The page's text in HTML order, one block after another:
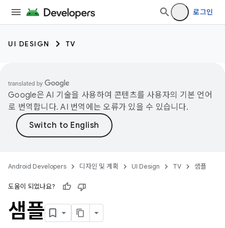
로그인
UI DESIGN TV
Google은 AI 기술을 사용하여 콘텐츠를 사용자의 기본 언어
로 번역합니다. AI 번역에는 오류가 있을 수 있습니다.
Android Developers 디자인 및 계획 UI Design TV 샘플
도움이 되었나요?
샘플